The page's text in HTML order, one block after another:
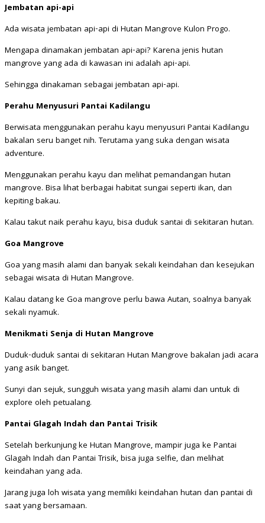
Jembatan api-api
Ada wisata jembatan api-api di Hutan Mangrove Kulon Progo.
Mengapa dinamakan jembatan api-api? Karena jenis hutan
mangrove yang ada di kawasan ini adalah api-api.
Sehingga dinakaman sebagai jembatan api-api.
Perahu Menyusuri Pantai Kadilangu
Berwisata menggunakan perahu kayu menyusuri Pantai Kadilangu
bakalan seru banget nih. Terutama yang suka dengan wisata
adventure.
Menggunakan perahu kayu dan melihat pemandangan hutan
mangrove. Bisa lihat berbagai habitat sungai seperti ikan, dan
kepiting bakau.
Kalau takut naik perahu kayu, bisa duduk santai di sekitaran hutan.
Goa Mangrove
Goa yang masih alami dan banyak sekali keindahan dan kesejukan
sebagai wisata di Hutan Mangrove.
Kalau datang ke Goa mangrove perlu bawa Autan, soalnya banyak
sekali nyamuk.
Menikmati Senja di Hutan Mangrove
Duduk-duduk santai di sekitaran Hutan Mangrove bakalan jadi acara
yang asik banget.
Sunyi dan sejuk, sungguh wisata yang masih alami dan untuk di
explore oleh petualang.
Pantai Glagah Indah dan Pantai Trisik
Setelah berkunjung ke Hutan Mangrove, mampir juga ke Pantai
Glagah Indah dan Pantai Trisik, bisa juga selfie, dan melihat
keindahan yang ada.
Jarang juga loh wisata yang memiliki keindahan hutan dan pantai di
saat yang bersamaan.